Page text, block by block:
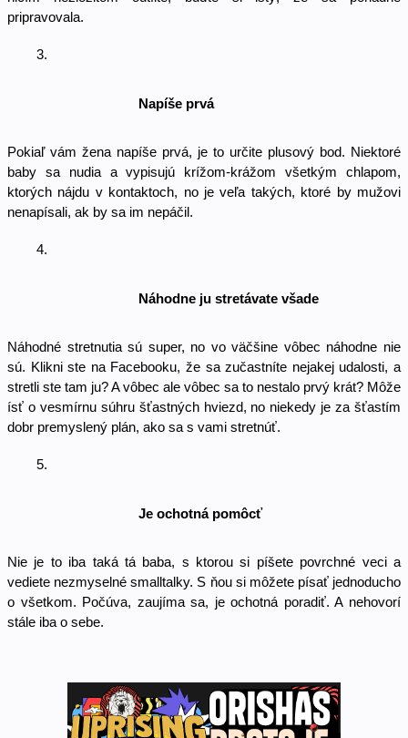
pripravovala.
Napíše prvá
Pokiaľ vám žena napíše prvá, je to určite plusový bod. Niektoré
baby sa nudia a vypisujú krížom-krážom všetkým chlapom,
ktorých nájdu v kontaktoch, no je veľa takých, ktoré by mužovi
nenapísali, ak by sa im nepáčil.
Náhodne ju stretávate všade
Náhodné stretnutia sú super, no vo väčšine vôbec náhodne nie
sú. Klikni ste na Facebooku, že sa zučastníte nejakej udalosti, a
stretli ste tam ju? A vôbec ale vôbec sa to nestalo prvý krát? Môže
ísť o vesmírnu súhru šťastných hviezd, no niekedy je za šťastím
dobr premyslený plán, ako sa s vami stretnúť.
Je ochotná pomôcť
Nie je to iba taká tá baba, s ktorou si píšete povrchné veci a
vediete nezmyselné smalltalky. S ňou si môžete písať jednoducho
o všetkom. Počúva, zaujíma sa, je ochotná poradiť. A nehovorí
stále iba o sebe.